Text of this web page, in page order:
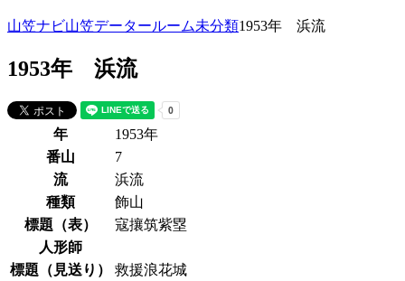
山笠ナビ山笠データールーム未分類1953年 浜流
1953年 浜流
年
1953年
番山
7
流
浜流
種類
飾山
標題（表）
寇攘筑紫塁
人形師
標題（見送り）
救援浪花城